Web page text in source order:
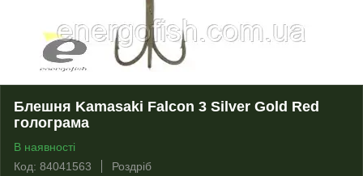
Блешня Kamasaki Falcon 3 Silver Gold Red
голограма
В наявності
Код: 84041563
Роздріб